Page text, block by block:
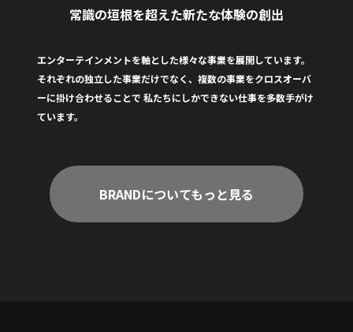
常識の垣根を超えた新たな体験の創出
エンターテインメントを軸とした様々な事業を展開しています。
それぞれの独立した事業だけでなく、複数の事業をクロスオーバ
ーに掛け合わせることで 私たちにしかできない仕事を多数手がけ
ています。
BRANDについてもっと見る